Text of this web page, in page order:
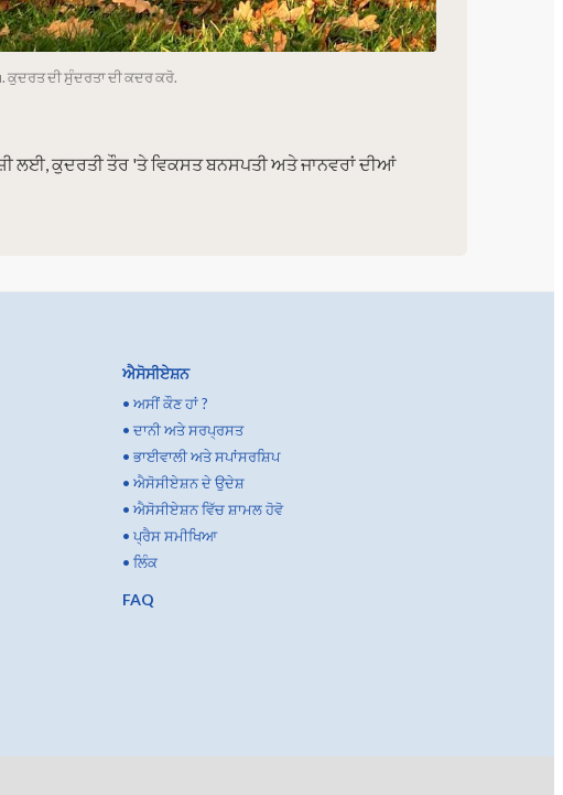
ਕੁਦਰਤ ਦੀ ਸੁੰਦਰਤਾ ਦੀ ਕਦਰ ਕਰੋ.
ਲਈ, ਕੁਦਰਤੀ ਤੌਰ 'ਤੇ ਵਿਕਸਤ ਬਨਸਪਤੀ ਅਤੇ ਜਾਨਵਰਾਂ ਦੀਆਂ
ਐਸੋਸੀਏਸ਼ਨ
• ਅਸੀਂ ਕੌਣ ਹਾਂ ?
• ਦਾਨੀ ਅਤੇ ਸਰਪ੍ਰਸਤ
• ਭਾਈਵਾਲੀ ਅਤੇ ਸਪਾਂਸਰਸ਼ਿਪ
• ਐਸੋਸੀਏਸ਼ਨ ਦੇ ਉਦੇਸ਼
• ਐਸੋਸੀਏਸ਼ਨ ਵਿੱਚ ਸ਼ਾਮਲ ਹੋਵੋ
• ਪ੍ਰੈਸ ਸਮੀਖਿਆ
• ਲਿੰਕ
FAQ